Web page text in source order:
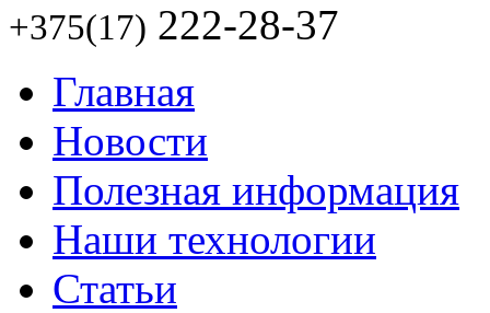
+375(17) 222-28-37
Главная
Новости
Полезная информация
Наши технологии
Статьи